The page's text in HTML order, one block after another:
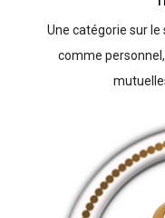
Une catégorie sur
comme